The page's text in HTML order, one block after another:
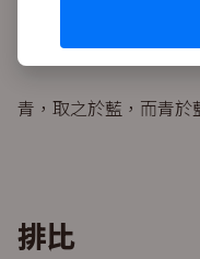
鍥而舍之，朽木不折
青，取之於藍，而青於
排比